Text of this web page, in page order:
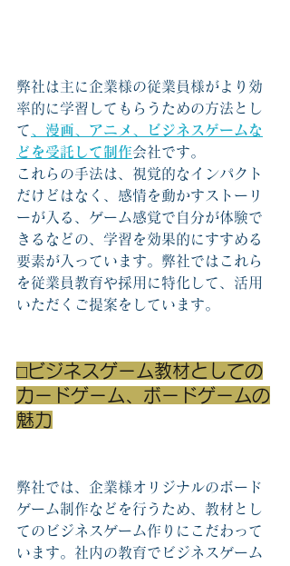
弊社は主に企業様の従業員様がより効
率的に学習してもらうための方法とし
て
、漫画、アニメ、ビジネスゲームな
どを受託して制作会社です。
これらの手法は、視覚的なインパクト
だけどはなく、感情を動かすストーリ
ーが入る、ゲーム感覚で自分が体験で
きるなどの、学習を効果的にすすめる
要素が入っています。弊社ではこれら
を従業員教育や採用に特化して、活用
いただくご提案をしています。
⬜︎ビジネスゲーム教材としての
カードゲーム、ボードゲームの
魅力
弊社では、企業様オリジナルのボード
ゲーム制作などを行うため、教材とし
てのビジネスゲーム作りにこだわって
います。社内の教育でビジネスゲーム